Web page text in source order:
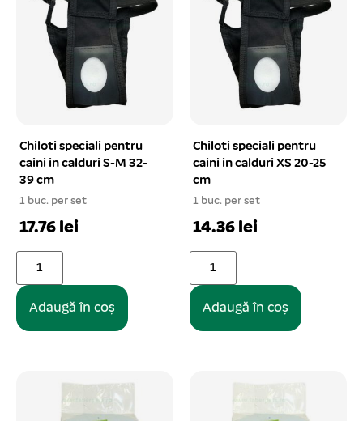
Chiloti speciali pentru
caini in calduri S-M 32-
39 cm
1 buc. per set
17.76 lei
Adaugă în coș
Chiloti speciali pentru
caini in calduri XS 20-25
cm
1 buc. per set
14.36 lei
Adaugă în coș